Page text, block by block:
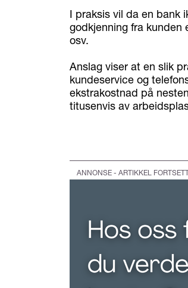
I praksis vil da en bank
godkjenning fra kunden
osv.
Anslag viser at en slik
kundeservice og
ekstrakostnad på
titusenvis av
ANNONSE - ARTIKKEL